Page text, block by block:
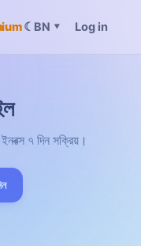
☾ BN ▾ Log in
৭ দিন সক্রিয়।